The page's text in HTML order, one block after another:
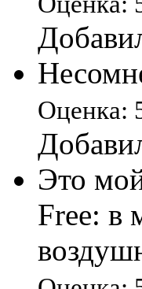
Оценка:
Это
Free: в